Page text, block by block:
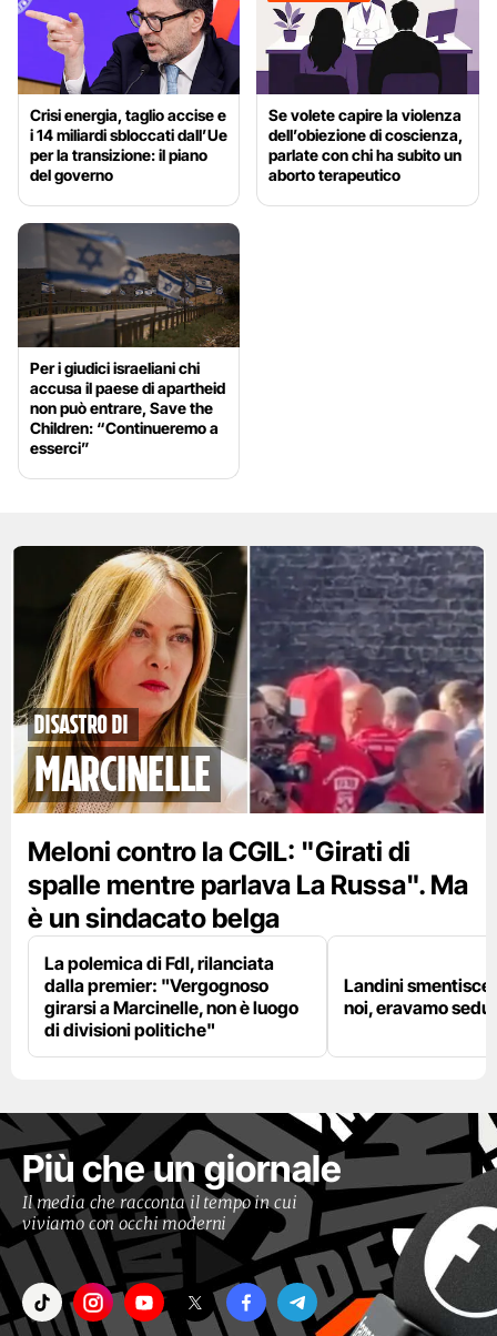
Crisi energia, taglio accise e
i 14 miliardi sbloccati dall’Ue
per la transizione: il piano
del governo
Se volete capire la violenza
dell’obiezione di coscienza,
parlate con chi ha subito un
aborto terapeutico
Per i giudici israeliani chi
accusa il paese di apartheid
non può entrare, Save the
Children: “Continueremo a
esserci”
disastro di
marcinelle
Meloni contro la CGIL: "Girati di
spalle mentre parlava La Russa". Ma
è un sindacato belga
La polemica di FdI, rilanciata
dalla premier: "Vergognoso
girarsi a Marcinelle, non è luogo
di divisioni politiche"
Landini
noi, eravamo
Più che un giornale
Il media che racconta il tempo in cui
viviamo con occhi moderni